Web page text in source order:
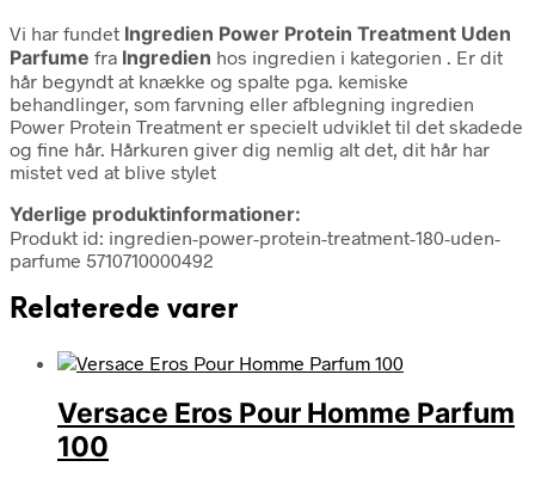
Vi har fundet Ingredien Power Protein Treatment Uden
Parfume fra Ingredien hos ingredien i kategorien . Er dit
hår begyndt at knække og spalte pga. kemiske
behandlinger, som farvning eller afblegning ingredien
Power Protein Treatment er specielt udviklet til det skadede
og fine hår. Hårkuren giver dig nemlig alt det, dit hår har
mistet ved at blive stylet
Yderlige produktinformationer:
Produkt id: ingredien-power-protein-treatment-180-uden-
parfume 5710710000492
Relaterede varer
Versace Eros Pour Homme Parfum
100